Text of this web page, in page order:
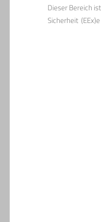
Dieser Bereich
Sicherheit